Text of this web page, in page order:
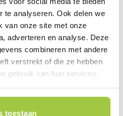
te analyseren. Ook delen we
van onze site met onze
adverteren en analyse. Deze
combineren met andere
verstrekt of die ze hebben
gebruik van hun services.
toestaan
E-BIKES
Victoria Manoc 7 – Wave
€5.499,00 Oorspronkelijke
was:
€5.499,00.
€4.999,00
is:
Dit product is te testen en te
bestellen in de winkel (variaties